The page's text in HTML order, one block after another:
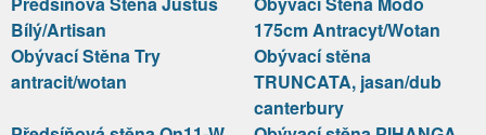
Bílý/Artisan
175cm Antracyt/Wotan
Obývací Stěna Try
antracit/wotan
Obývací stěna
TRUNCATA, jasan/dub
canterbury